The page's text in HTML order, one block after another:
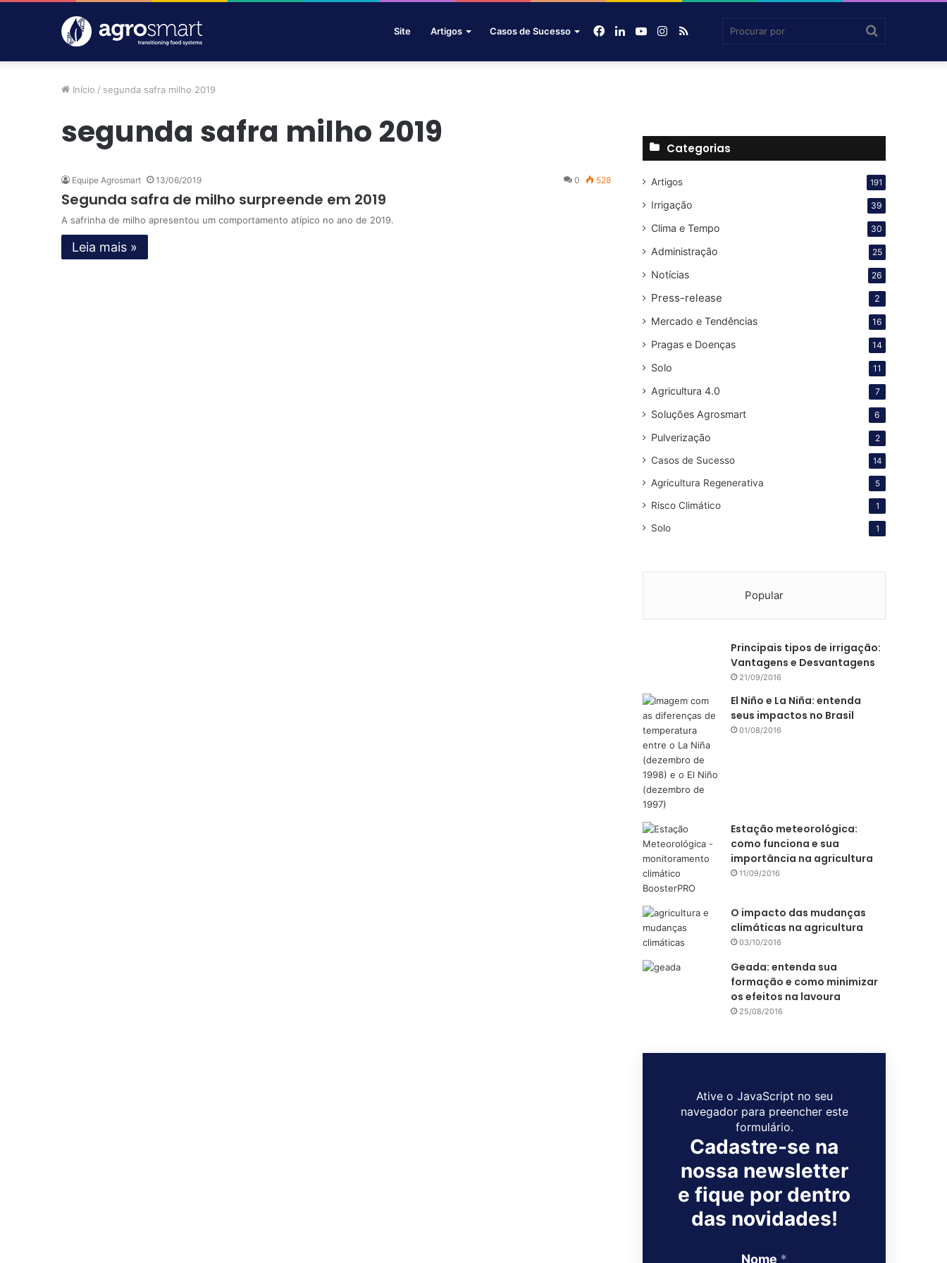
Site Artigos Casos de Sucesso Agrosmart
RSS
Instagram
YouTube
Linkedin
Facebook
Início / segunda safra milho 2019
segunda safra milho 2019
Equipe Agrosmart 13/06/2019 0 528
Segunda safra de milho surpreende em 2019
A safrinha de milho apresentou um comportamento atípico no ano de 2019.
Leia mais »
Categorias
Artigos 191
Irrigação 39
Clima e Tempo 30
Administração 25
Notícias 26
Press-release 2
Mercado e Tendências 16
Pragas e Doenças 14
Solo 11
Agricultura 4.0 7
Soluções Agrosmart 6
Pulverização 2
Casos de Sucesso 14
Agricultura Regenerativa 5
Risco Climático 1
Solo 1
Popular
Principais tipos de irrigação:
Vantagens e Desvantagens
21/09/2016
El Niño e La Niña: entenda
seus impactos no Brasil
01/08/2016
Estação meteorológica:
como funciona e sua
importância na agricultura
11/09/2016
O impacto das mudanças
climáticas na agricultura
03/10/2016
Geada: entenda sua
formação e como minimizar
os efeitos na lavoura
25/08/2016
Ative o JavaScript no seu
navegador para preencher este
formulário.
Cadastre-se na
nossa newsletter
e fique por dentro
das novidades!
Nome *